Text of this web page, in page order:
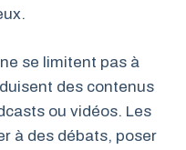
se limitent pas à
des contenus
ou vidéos. Les
à des débats, poser